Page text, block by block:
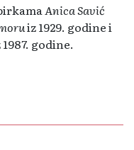
Anica Savić
iz 1929. godine i
godine.